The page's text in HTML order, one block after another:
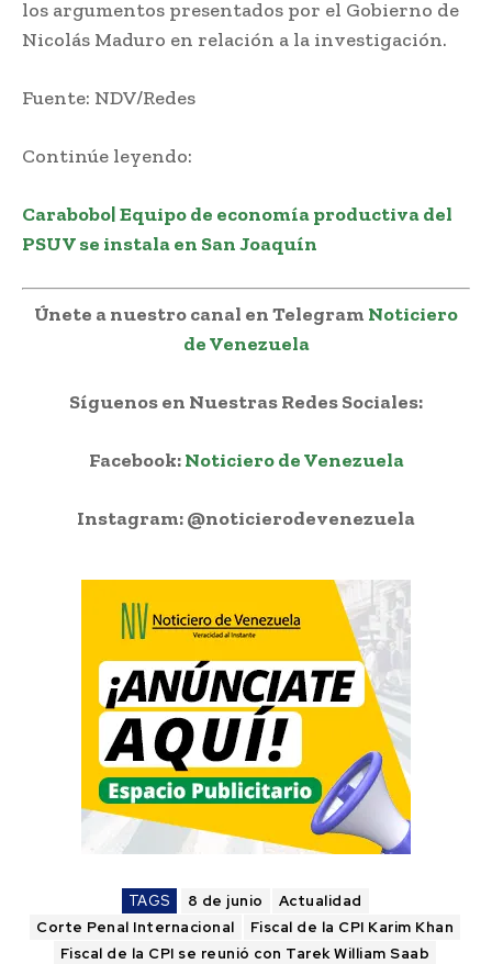
los argumentos presentados por el Gobierno de
Nicolás Maduro en relación a la investigación.
Fuente: NDV/Redes
Continúe leyendo:
Carabobo| Equipo de economía productiva del
PSUV se instala en San Joaquín
Únete a nuestro canal en Telegram Noticiero
de Venezuela
Síguenos en Nuestras Redes Sociales:
Facebook:Noticiero de Venezuela
Instagram: @noticierodevenezuela
TAGS 8 de junio
Actualidad
Corte Penal Internacional
Fiscal de la CPI Karim Khan
Fiscal de la CPI se reunió con Tarek William Saab